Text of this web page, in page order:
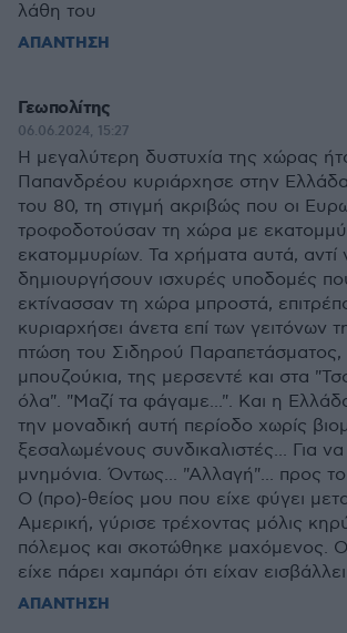
λάθη του
ΑΠΑΝΤΗΣΗ
Γεωπολίτης
06.06.2024, 15:27
Η μεγαλύτερη δυστυχία της χώρας
Παπανδρέου κυριάρχησε στην Ελλάδα
του 80, τη στιγμή ακριβώς που οι
τροφοδοτούσαν τη χώρα με
εκατομμυρίων. Τα χρήματα αυτά, αντί
δημιουργήσουν ισχυρές υποδομές
εκτίνασσαν τη χώρα μπροστά,
κυριαρχήσει άνετα επί των γειτόνων
πτώση του Σιδηρού Παραπετάσματος,
μπουζούκια, της μερσεντέ και στα
όλα". "Μαζί τα φάγαμε...". Και η
την μοναδική αυτή περίοδο χωρίς
ξεσαλωμένους συνδικαλιστές... Για
μνημόνια. Όντως... "Αλλαγή"... προς
Ο (προ)-θείος μου που είχε φύγει
Αμερική, γύρισε τρέχοντας μόλις
πόλεμος και σκοτώθηκε μαχόμενος.
είχε πάρει χαμπάρι ότι είχαν εισβάλλει
ΑΠΑΝΤΗΣΗ